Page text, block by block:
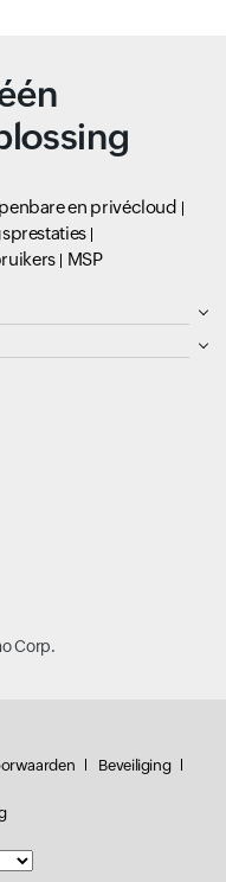
en privécloud
MSP
Corp.
Beveiliging